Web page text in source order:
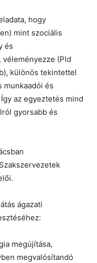
hogy
mint szociális
és
(Pld
különös tekintettel
munkaadói és
az egyeztetés mind
gyorsabb és
ágazati
megújítása,
megvalósítandó